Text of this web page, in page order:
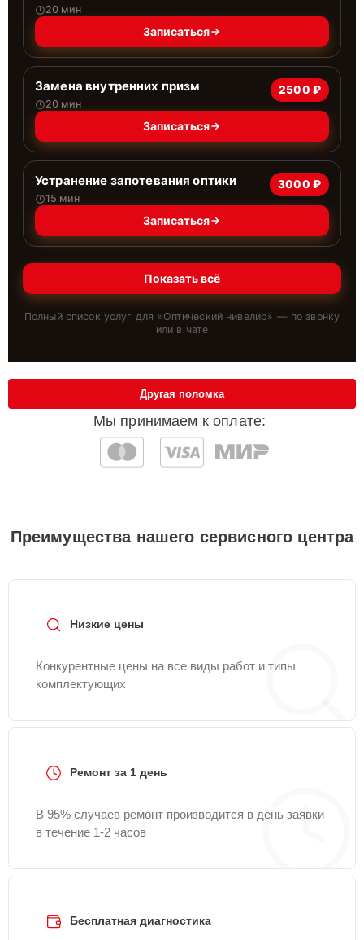
20 мин
Записаться
Замена внутренних призм
20 мин
2500 ₽
Записаться
Устранение запотевания оптики
15 мин
3000 ₽
Записаться
Показать всё
Полный список услуг для « Оптический нивелир» — по звонку
или в чате
Мы принимаем к оплате:
Другая поломка
Преимущества нашего сервисного центра
Низкие цены
Конкурентные цены на все виды работ и типы
комплектующих
Ремонт за 1 день
В 95% случаев ремонт производится в день заявки
в течение 1-2 часов
Бесплатная диагностика